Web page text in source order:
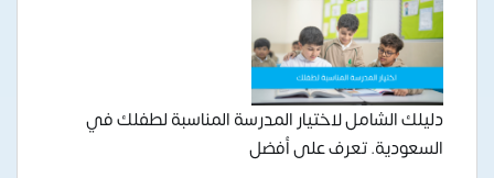
دليلك الشامل لاختيار المدرسة المناسبة لطفلك في
السعودية. تعرف على أفضل